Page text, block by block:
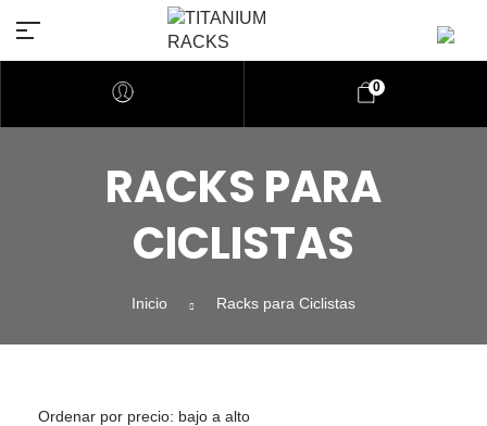
0
RACKS PARA
CICLISTAS
Inicio Racks para Ciclistas